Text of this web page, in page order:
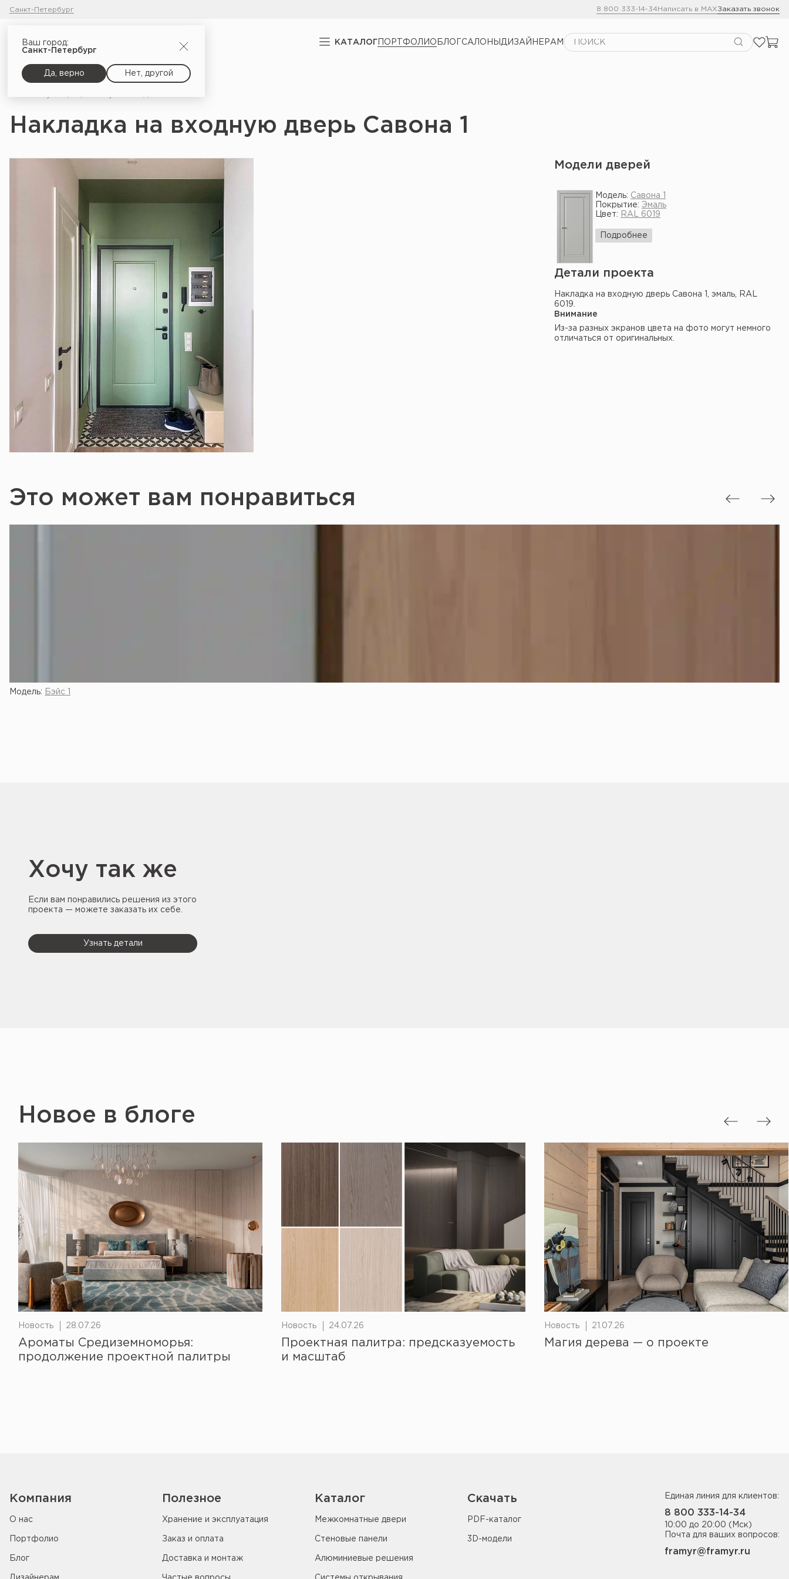
Санкт-Петербург 8 800 333-14-34Написать в MAXЗаказать звонок
КАТАЛОГ ПОРТФОЛИО БЛОГСАЛОНЫ ДИЗАЙНЕРАМ
Ваш город:
Санкт-Петербург
Да, верно Нет, другой
Накладка на входную дверь Савона 1
Модели дверей
Модель: Савона 1
Покрытие: Эмаль
Цвет:
RAL 6019
Подробнее
Детали проекта
Накладка на входную дверь Савона 1, эмаль, RAL
6019.
Внимание
Из-за разных экранов цвета на фото могут немного
отличаться от оригинальных.
Это может вам понравиться
Модель: Бэйс 1
Хочу так же
Если вам понравились решения из этого
проекта — можете заказать их себе.
Узнать детали
Новое в блоге
Новость 28.07.26
Ароматы Средиземноморья:
продолжение проектной палитры
Новость 24.07.26
Проектная палитра: предсказуемость
и масштаб
Новость 21.07.26
Магия дерева — о проекте
Компания
О нас
Портфолио
Блог
Полезное
Хранение и эксплуатация
Заказ и оплата
Доставка и монтаж
Каталог
Межкомнатные двери
Стеновые панели
Алюминиевые решения
Скачать
PDF-каталог
3D-модели
Единая линия для клиентов:
8 800 333-14-34
10:00 до 20:00 (Мск)
Почта для ваших вопросов:
framyr@framyr.ru